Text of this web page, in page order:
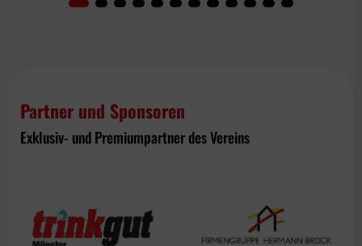
Partner und Sponsoren
Exklusiv- und Premiumpartner des Vereins